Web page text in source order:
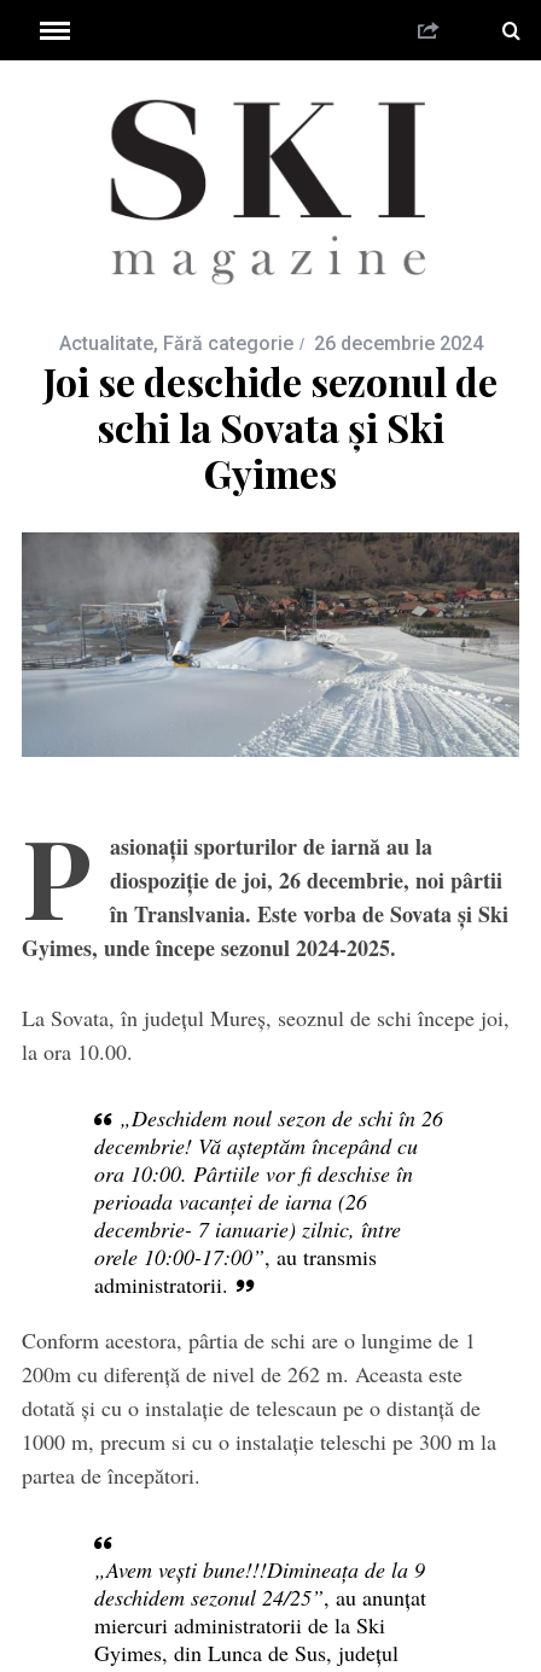
Actualitate, Fără categorie 26 decembrie 2024
Joi se deschide sezonul de
schi la Sovata și Ski
Gyimes
P
asionații sporturilor de iarnă au la
diospoziție de joi, 26 decembrie, noi pârtii
în Translvania. Este vorba de Sovata și Ski
Gyimes, unde începe sezonul 2024-2025.
La Sovata, în județul Mureș, seoznul de schi începe joi,
la ora 10.00.
„Deschidem noul sezon de schi în 26
decembrie! Vă așteptăm începând cu
ora 10:00. Pârtiile vor fi deschise în
perioada vacanței de iarna (26
decembrie- 7 ianuarie) zilnic, între
orele 10:00-17:00”, au transmis
administratorii.
Conform acestora, pârtia de schi are o lungime de 1
200m cu diferență de nivel de 262 m. Aceasta este
dotată și cu o instalație de telescaun pe o distanță de
1000 m, precum si cu o instalație teleschi pe 300 m la
partea de începători.
„Avem vești bune!!!Dimineața de la 9
deschidem sezonul 24/25”, au anunțat
miercuri administratorii de la Ski
Gyimes, din Lunca de Sus, județul